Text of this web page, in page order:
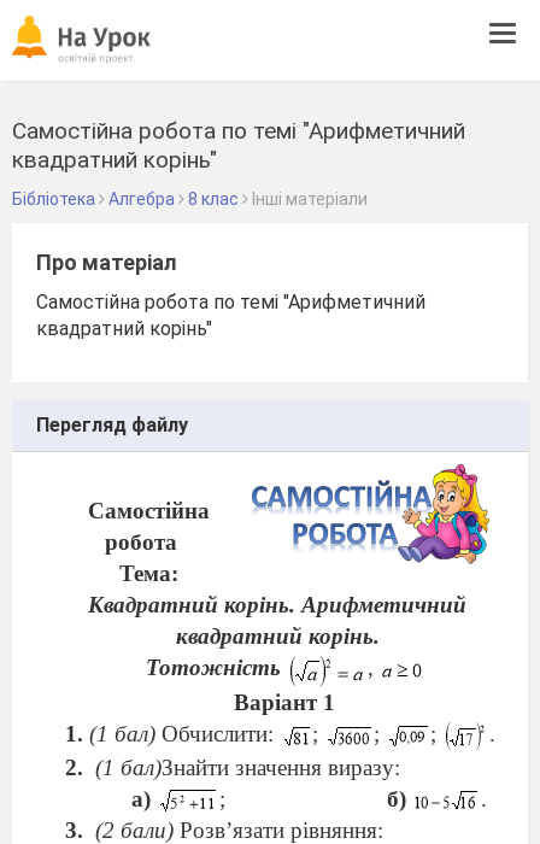
Самостійна робота по темі "Арифметичний
квадратний корінь"
Бібліотека Алгебра 8 клас Інші матеріали
Про матеріал
Самостійна робота по темі "Арифметичний
квадратний корінь"
Перегляд файлу
Самостійна
робота
Тема:
Квадратний корінь. Арифметичний
квадратний корінь.
Тотожність
,
Варіант 1
(1 бал) Обчислити: ; ; ;
.
(1 бал)Знайти значення виразу:
а)
; б)
.
(2 бали) Розв’язати рівняння: